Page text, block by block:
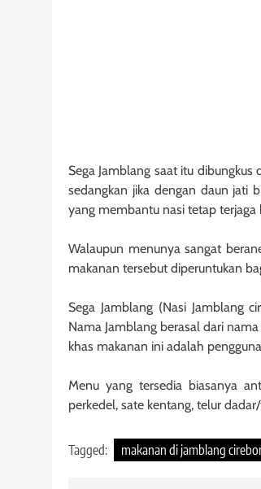
Sega Jamblang saat itu
sedangkan jika dengan daun jati
yang membantu nasi tetap
Walaupun menunya sangat
makanan tersebut diperuntukan
Sega Jamblang (Nasi Jamblang
Nama Jamblang berasal dari
khas makanan ini adalah
Menu yang tersedia biasanya
perkedel, sate kentang, telur
Tagged: makanan di jamblang